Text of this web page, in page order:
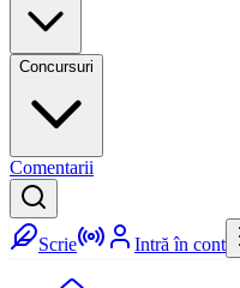
Concursuri
Comentarii
Scrie Intră în cont